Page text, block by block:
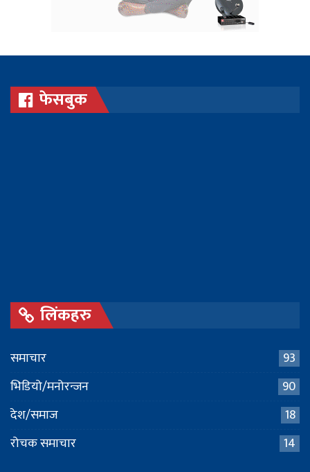
फेसबुक
लिंकहरु
समाचार
93
भिडियो/मनोरन्जन
90
देश/समाज
18
रोचक समाचार
14